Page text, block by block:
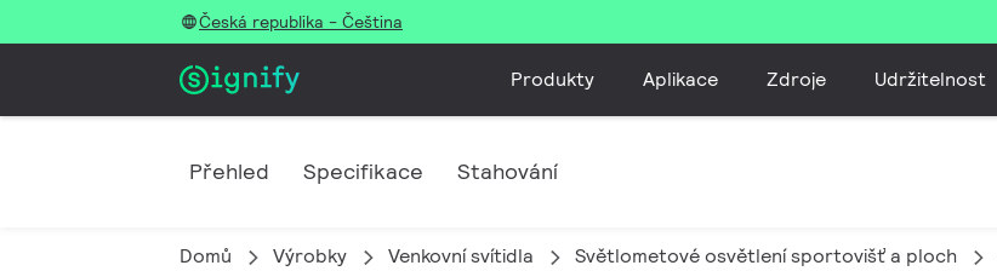
Česká republika - Čeština
Produkty Aplikace Zdroje Udržitelnost
Přehled Specifikace Stahování
Domů Výrobky Venkovní svítidla Světlometové osvětlení sportovišť a ploch